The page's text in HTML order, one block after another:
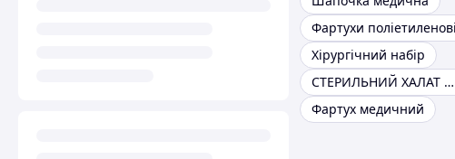
Фартухи поліетиленові
Хірургічний набір
СТЕРИЛЬНИЙ ХАЛАТ ХІРУРГІЧНИЙ
Фартух медичний